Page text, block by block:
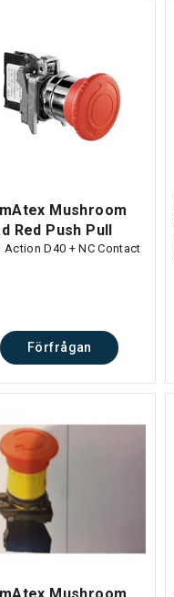
Mushroom
Red Push Pull
Action D40 + NC Contact
Förfrågan